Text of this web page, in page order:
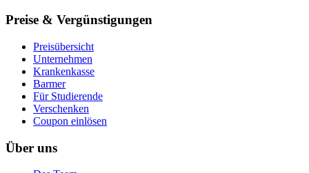
Preise & Vergünstigungen
Preisübersicht
Unternehmen
Krankenkasse
Barmer
Für Studierende
Ver­schen­ken
Coupon einlösen
Über uns